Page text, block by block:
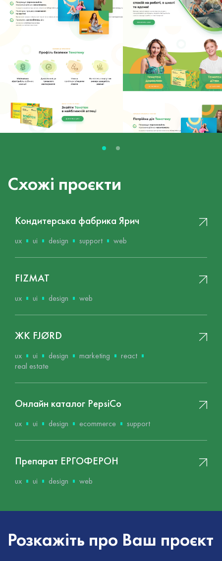
Схожі проєкти
Кондитерська фабрика Ярич
ux ui design support web
FIZMAT
ux ui design web
ЖК FJØRD
ux ui design marketing
react
real estate
Онлайн каталог PepsiCo
ux ui design ecommerce support
Препарат ЕРГОФЕРОН
ux ui design web
Розкажіть про Ваш проєкт